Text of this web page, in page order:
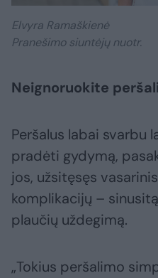
Elvyra Ramaškienė
Pranešimo siuntėjų nuotr.
Neignoruokite
Peršalus labai svarbu
pradėti gydymą,
jos, užsitęsęs
komplikacijų –
plaučių uždegimą.
„Tokius peršalimo